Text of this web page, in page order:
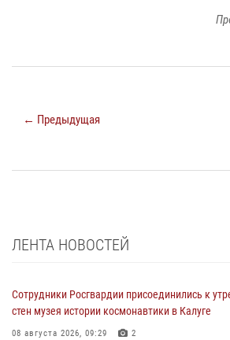
← Предыдущая
ЛЕНТА НОВОСТЕЙ
Сотрудники Росгвардии присоединились к
стен музея истории космонавтики в Калуге
08 августа 2026, 09:29 2